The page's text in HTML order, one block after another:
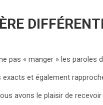
pas « manger » les paroles
et également
avons le plaisir de